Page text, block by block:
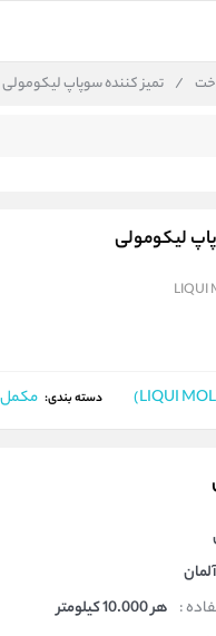
/ تمیز کننده سوپاپ لیکومولی
لیکومولی
LIQUI
دسته بندی:
آلمان
: هر 10.000 کیلومتر